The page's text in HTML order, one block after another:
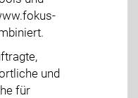
und
für